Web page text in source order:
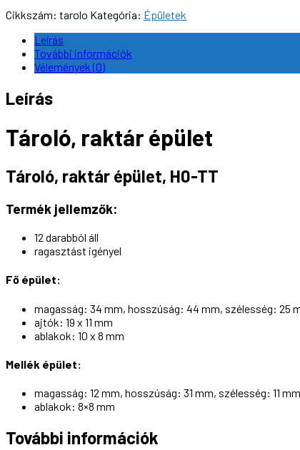
Cikkszám: tarolo Kategória: Épületek
Leírás
További információk
Vélemények (0)
Leírás
Tároló, raktár épület
Tároló, raktár épület, H0-TT
Termék jellemzők:
12 darabból áll
ragasztást igényel
Fő épület:
magasság: 34 mm, hosszúság: 44 mm, szélesség: 25
ajtók: 19 x 11 mm
ablakok: 10 x 8 mm
Mellék épület:
magasság: 12 mm, hosszúság: 31 mm, szélesség: 11 mm
ablakok: 8×8 mm
További információk